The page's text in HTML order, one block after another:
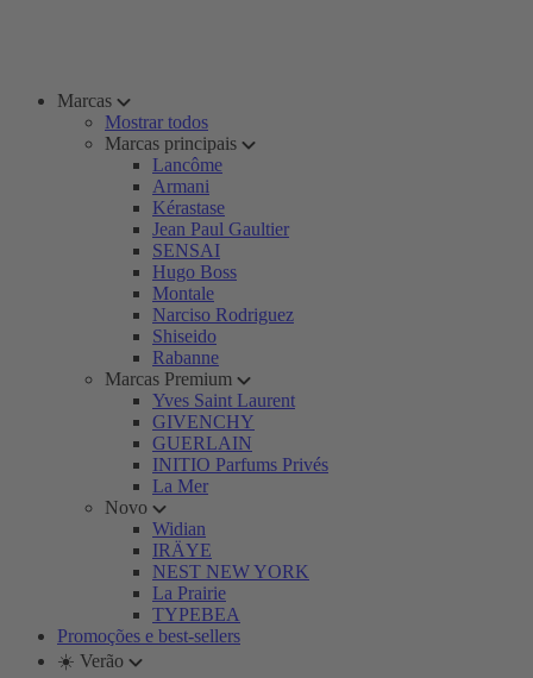
Marcas
Mostrar todos
Marcas principais
Lancôme
Armani
Kérastase
Jean Paul Gaultier
SENSAI
Hugo Boss
Montale
Narciso Rodriguez
Shiseido
Rabanne
Marcas Premium
Yves Saint Laurent
GIVENCHY
GUERLAIN
INITIO Parfums Privés
La Mer
Novo
Widian
IRÄYE
NEST NEW YORK
La Prairie
TYPEBEA
Promoções e best-sellers
☀️ Verão